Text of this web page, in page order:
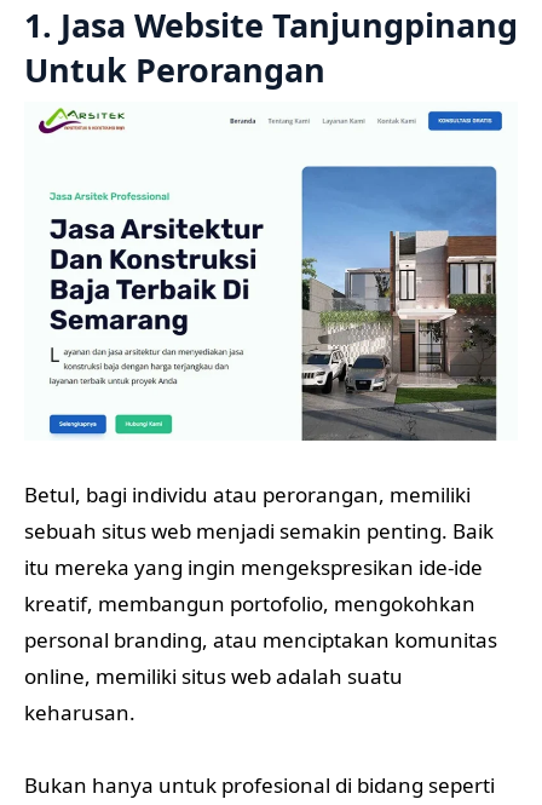
1. Jasa Website Tanjungpinang
Untuk Perorangan
Betul, bagi individu atau perorangan, memiliki
sebuah situs web menjadi semakin penting. Baik
itu mereka yang ingin mengekspresikan ide-ide
kreatif, membangun portofolio, mengokohkan
personal branding, atau menciptakan komunitas
online, memiliki situs web adalah suatu
keharusan.
Bukan hanya untuk profesional di bidang seperti